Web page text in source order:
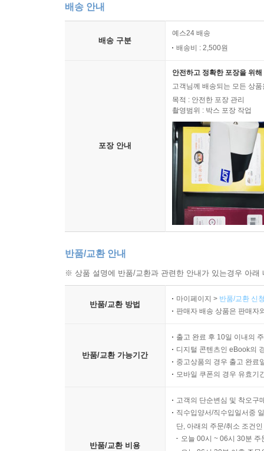
배송 안내
배송 구분
예스24 배송
배송비 : 2,500원
포장 안내
안전하고 정확한 포장을 위
고객님께 배송되는 모든 상
목적 : 안전한 포장 관리
촬영범위 : 박스 포장 작업
반품/교환 안내
※ 상품 설명에 반품/교환과 관련한 안내가 있는경우 아
반품/교환 방법
마이페이지 > 반품/교환 신
판매자 배송 상품은 판매자
반품/교환 가능기간
출고 완료 후 10일 이내의
디지털 콘텐츠인 eBook의
중고상품의 경우 출고 완료
모바일 쿠폰의 경우 유효기
반품/교환 비용
고객의 단순변심 및 착오구
직수입양서/직수입일서중
단, 아래의 주문/취소 조건
오늘 00시 ~ 06시 30분